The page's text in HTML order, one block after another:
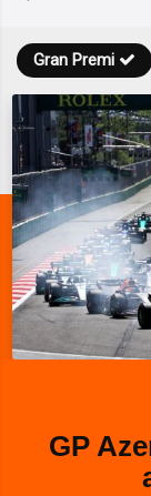
Gran Premi
GP